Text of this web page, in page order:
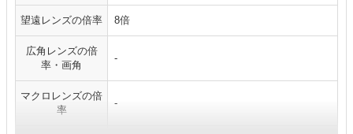
望遠レンズの倍率 8倍
広角レンズの倍
率・画角
-
マクロレンズの倍
率
-